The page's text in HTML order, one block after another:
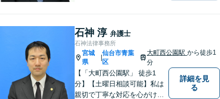
石神 淳 弁護士
石神法律事務所
宮城
県
|
仙台市青葉
区
大町西公園駅から徒歩1
分
【「大町西公園駅」 徒歩1
分】【土曜日相談可能】私は
親切で丁寧な対応を心がけ、
詳細を見
る